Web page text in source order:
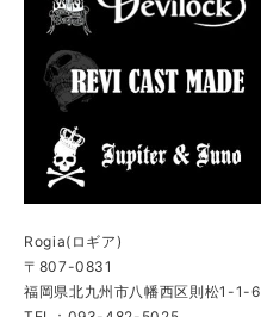
Rogia(ロギア)
〒807-0831
福岡県北九州市八幡西区則松1-1-6